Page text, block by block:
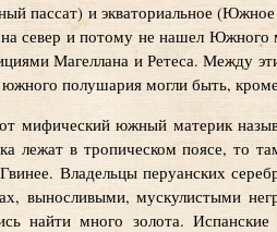
пассат) и экваториальное
на север и потому не нашел Южного
Магеллана и Ретеса. Между
полушария могли быть,
мифический южный материк
лежат в тропическом поясе, то
Владельцы перуанских
выносливыми, мускулистыми
найти много золота.